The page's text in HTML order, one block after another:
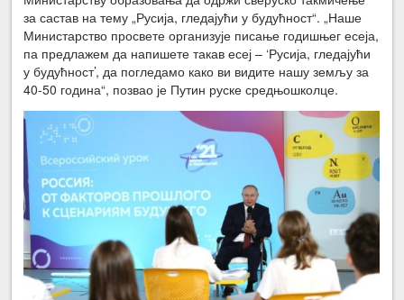
за састав на тему „Русија, гледајући у будућност“. „Наше
Министарство просвете организује писање годишњег есеја,
па предлажем да напишете такав есеј – ‘Русија, гледајући
у будућност’, да погледамо како ви видите нашу земљу за
40-50 година“, позвао је Путин руске средњошколце.